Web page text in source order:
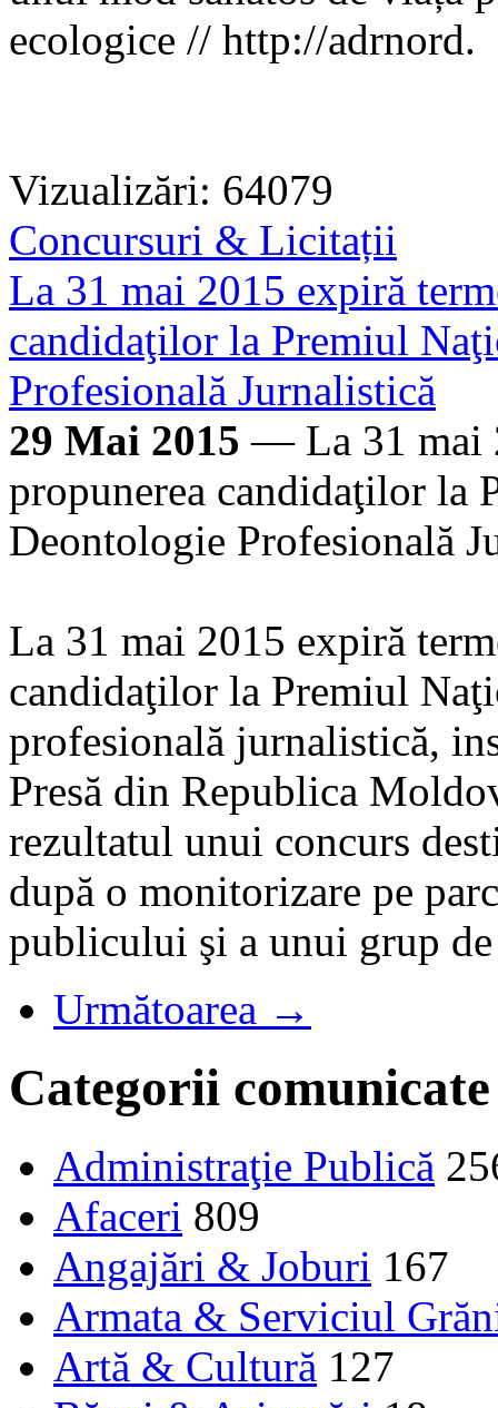
ecologice // http://adrnord.
Vizualizări: 64079
Concursuri & Licitații
La 31 mai 2015 expiră
candidaţilor la Premiul
Profesională Jurnalistică
29 Mai 2015 — La 31 mai
propunerea candidaţilor la
Deontologie Profesională
La 31 mai 2015 expiră
candidaţilor la Premiul
profesională jurnalistică,
Presă din Republica
rezultatul unui concurs
după o monitorizare pe
publicului şi a unui grup
Următoarea →
Categorii comunicate
Administraţie Publică
Afaceri 809
Angajări & Joburi 167
Armata & Serviciul
Artă & Cultură 127